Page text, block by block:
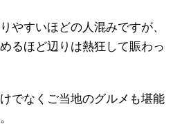
やすいほどの人混みですが、
るほど辺りは熱狂して賑わっ
でなくご当地のグルメも堪能